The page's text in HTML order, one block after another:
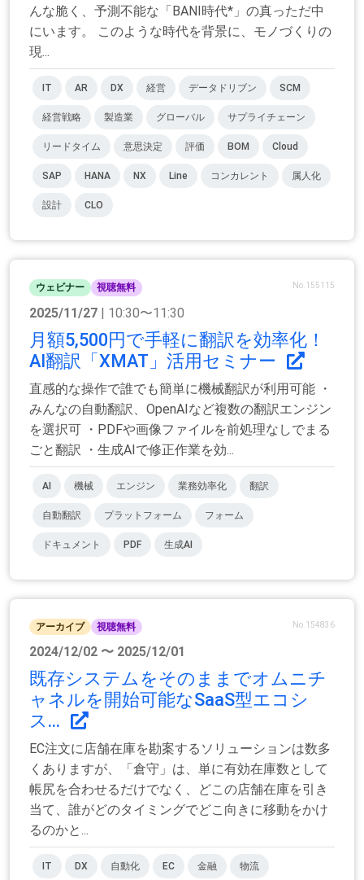
んな脆く、予測不能な「BANI時代*」の真っただ中
にいます。 このような時代を背景に、モノづくりの
現...
IT AR DX 経営 データドリブン SCM
経営戦略 製造業 グローバル サプライチェーン
リードタイム 意思決定 評価 BOM Cloud
SAP HANA NX Line コンカレント 属人化
設計 CLO
ウェビナー 視聴無料 No.155115
2025/11/27 | 10:30〜11:30
月額5,500円で手軽に翻訳を効率化！
AI翻訳「XMAT」活用セミナー
直感的な操作で誰でも簡単に機械翻訳が利用可能 ・
みんなの自動翻訳、OpenAIなど複数の翻訳エンジン
を選択可 ・PDFや画像ファイルを前処理なしでまる
ごと翻訳 ・生成AIで修正作業を効...
AI 機械 エンジン 業務効率化 翻訳
自動翻訳 プラットフォーム フォーム
ドキュメント PDF 生成AI
アーカイブ 視聴無料 No.154836
2024/12/02 〜 2025/12/01
既存システムをそのままでオムニチ
ャネルを開始可能なSaaS型エコシ
ス...
EC注文に店舗在庫を勘案するソリューションは数多
くありますが、「倉守」は、単に有効在庫数として
帳尻を合わせるだけでなく、どこの店舗在庫を引き
当て、誰がどのタイミングでどこ向きに移動をかけ
るのかと...
IT DX 自動化 EC 金融 物流